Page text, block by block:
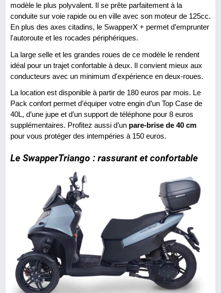
modèle le plus polyvalent. Il se prête parfaitement à la
conduite sur voie rapide ou en ville avec son moteur de 125cc.
En plus des axes citadins, le SwapperX + permet d’emprunter
l'autoroute et les rocades périphériques.
La large selle et les grandes roues de ce modèle le rendent
idéal pour un trajet confortable à deux. Il convient mieux aux
conducteurs avec un minimum d'expérience en deux-roues.
La location est disponible à partir de 180 euros par mois. Le
Pack confort permet d’équiper votre engin d’un Top Case de
40L, d’une jupe et d’un support de téléphone pour 8 euros
supplémentaires. Profitez aussi d’un pare-brise de 40 cm
pour vous protéger des intempéries à 150 euros.
Le SwapperTriango : rassurant et confortable